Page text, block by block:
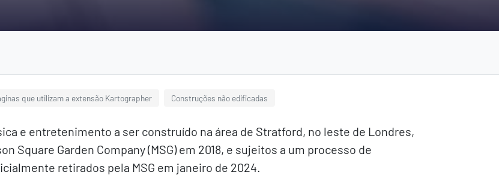
que utilizam a extensão Kartographer Construções não edificadas
e entretenimento a ser construído na área de Stratford, no leste de Londres,
Square Garden Company (MSG) em 2018, e sujeitos a um processo de
retirados pela MSG em janeiro de 2024.